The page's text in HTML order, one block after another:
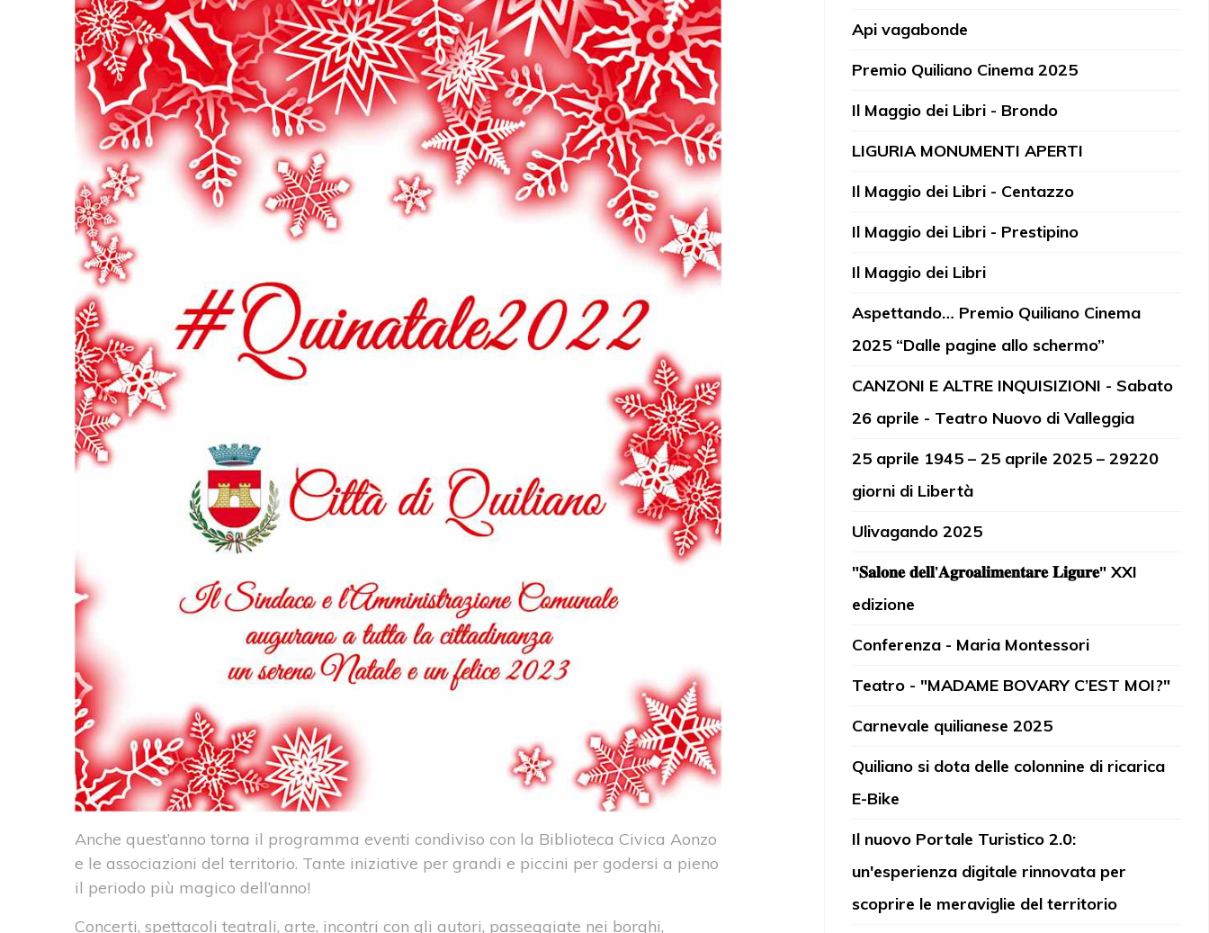
Anche quest’anno torna il programma eventi condiviso con la Biblioteca Civica Aonzo
e le associazioni del territorio. Tante iniziative per grandi e piccini per godersi a pieno
il periodo più magico dell’anno!
Concerti, spettacoli teatrali, arte, incontri con gli autori, passeggiate nei borghi,
Api vagabonde
Premio Quiliano Cinema 2025
Il Maggio dei Libri - Brondo
LIGURIA MONUMENTI APERTI
Il Maggio dei Libri - Centazzo
Il Maggio dei Libri - Prestipino
Il Maggio dei Libri
Aspettando… Premio Quiliano Cinema
2025 “Dalle pagine allo schermo”
CANZONI E ALTRE INQUISIZIONI - Sabato
26 aprile - Teatro Nuovo di Valleggia
25 aprile 1945 – 25 aprile 2025 – 29220
giorni di Libertà
Ulivagando 2025
"𝐒𝐚𝐥𝐨𝐧𝐞 𝐝𝐞𝐥𝐥’𝐀𝐠𝐫𝐨𝐚𝐥𝐢𝐦𝐞𝐧𝐭𝐚𝐫𝐞 𝐋𝐢𝐠𝐮𝐫𝐞" XXI
edizione
Conferenza - Maria Montessori
Teatro - "MADAME BOVARY C’EST MOI?"
Carnevale quilianese 2025
Quiliano si dota delle colonnine di ricarica
E-Bike
Il nuovo Portale Turistico 2.0:
un'esperienza digitale rinnovata per
scoprire le meraviglie del territorio